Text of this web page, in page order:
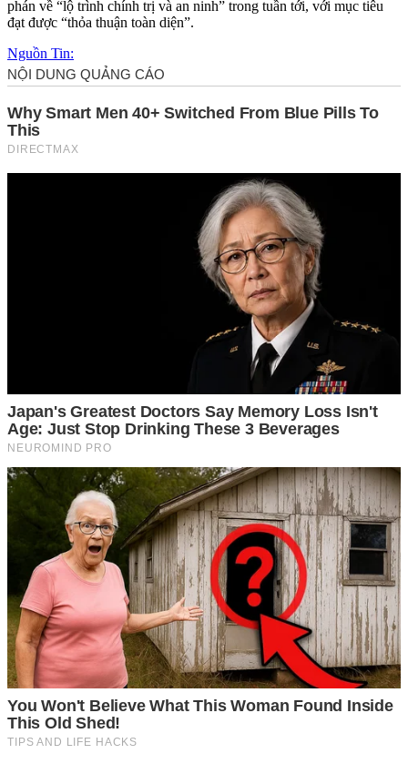
phán về “lộ trình chính trị và an ninh” trong tuần tới, với mục tiêu
đạt được “thỏa thuận toàn diện”.
Nguồn Tin: